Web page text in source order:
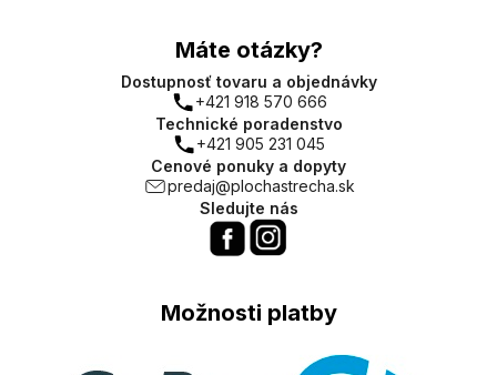
Máte otázky?
Dostupnosť tovaru a objednávky
+421 918 570 666
Technické poradenstvo
+421 905 231 045
Cenové ponuky a dopyty
predaj@plochastrecha.sk
Sledujte nás
Možnosti platby